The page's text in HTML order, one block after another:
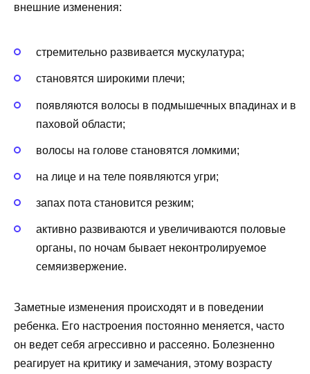
внешние изменения:
стремительно развивается мускулатура;
становятся широкими плечи;
появляются волосы в подмышечных впадинах и в
паховой области;
волосы на голове становятся ломкими;
на лице и на теле появляются угри;
запах пота становится резким;
активно развиваются и увеличиваются половые
органы, по ночам бывает неконтролируемое
семяизвержение.
Заметные изменения происходят и в поведении
ребенка. Его настроения постоянно меняется, часто
он ведет себя агрессивно и рассеяно. Болезненно
реагирует на критику и замечания, этому возрасту